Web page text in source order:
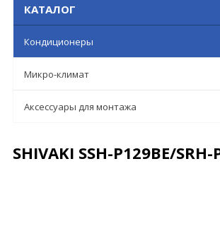
КАТАЛОГ
Кондиционеры
Микро-климат
Аксессуары для монтажа
SHIVAKI SSH-P129BE/SRH-